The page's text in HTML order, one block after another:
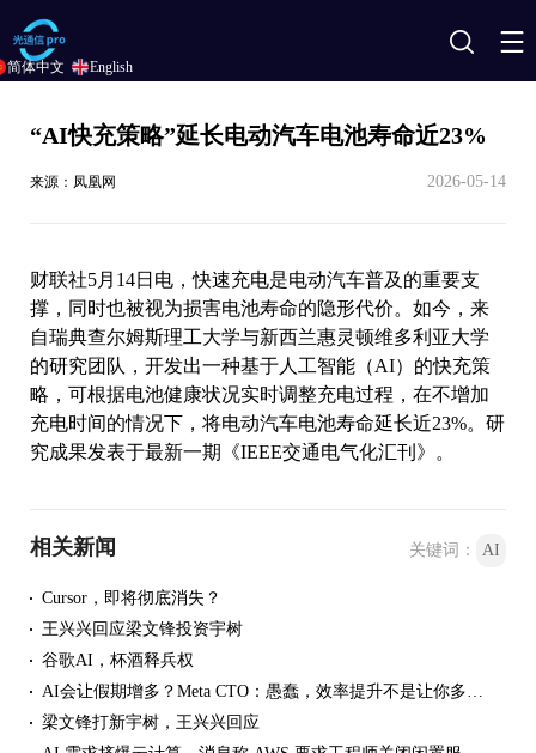
搜
“AI快充策略”延长电动汽车电池寿命近23%
来源：凤凰网 2026-05-14
财联社5月14日电，快速充电是电动汽车普及的重要支
撑，同时也被视为损害电池寿命的隐形代价。如今，来
自瑞典查尔姆斯理工大学与新西兰惠灵顿维多利亚大学
的研究团队，开发出一种基于人工智能（AI）的快充策
略，可根据电池健康状况实时调整充电过程，在不增加
充电时间的情况下，将电动汽车电池寿命延长近23%。研
究成果发表于最新一期《IEEE交通电气化汇刊》。
相关新闻 关键词： AI
Cursor，即将彻底消失？
王兴兴回应梁文锋投资宇树
谷歌AI，杯酒释兵权
梁文锋打新宇树，王兴兴回应
简体中文 English